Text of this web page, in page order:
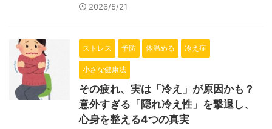
2026/5/21
ストレス 予防 体温める 冷え症
小さな健康法
その疲れ、実は「冷え」が原因かも？
意外すぎる「隠れ冷え性」を撃退し、
心身を整える4つの真実